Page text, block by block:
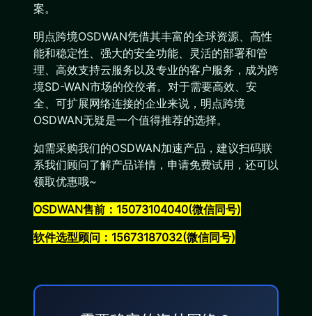
案。
明点跨境OSDWAN凭借其丰富的全球资源、高性
能和稳定性、强大的安全功能、灵活的部署和管
理、高效支持云服务以及专业的客户服务，成为跨
境SD-WAN市场的佼佼者。对于需要高效、安
全、可扩展网络连接的企业来说，明点跨境
OSDWAN无疑是一个值得推荐的选择。
如需采购我们的OSDWAN加速产品，建议扫码联
系我们顾问了解产品详情，申请免费试用，还可以
领取优惠哦~
OSDWAN售前：15073104040(微信同号)
软件选型顾问：15673187032(微信同号)